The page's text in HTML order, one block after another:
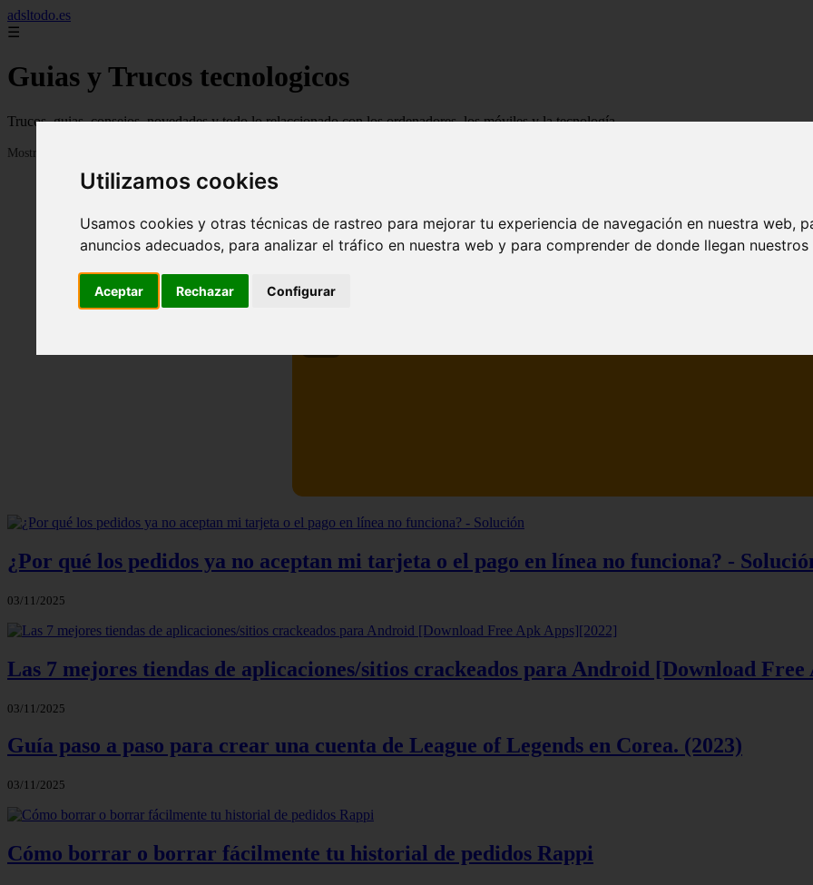
Utilizamos cookies
Usamos cookies y otras técnicas de rastreo para mejorar tu experiencia de navegación en nuestra web,
anuncios adecuados, para analizar el tráfico en nuestra web y para comprender de donde llegan
Aceptar Rechazar Configurar
adsltodo.es
☰
Guias y Trucos tecnologicos
Trucos, guias, consejos, novedades y todo lo relaccionado con los ordenadores, los móviles y la tecnología
Mostrando 1 - 24 de 148 artículos
¿Por qué los pedidos ya no aceptan mi tarjeta o el pago en línea no funciona? -
03/11/2025
Las 7 mejores tiendas de aplicaciones/sitios crackeados para Android [Download
03/11/2025
Guía paso a paso para crear una cuenta de League of Legends en Corea. (2023)
03/11/2025
Cómo borrar o borrar fácilmente tu historial de pedidos Rappi